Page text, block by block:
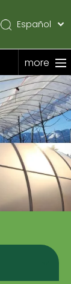
Español
Pусский
more